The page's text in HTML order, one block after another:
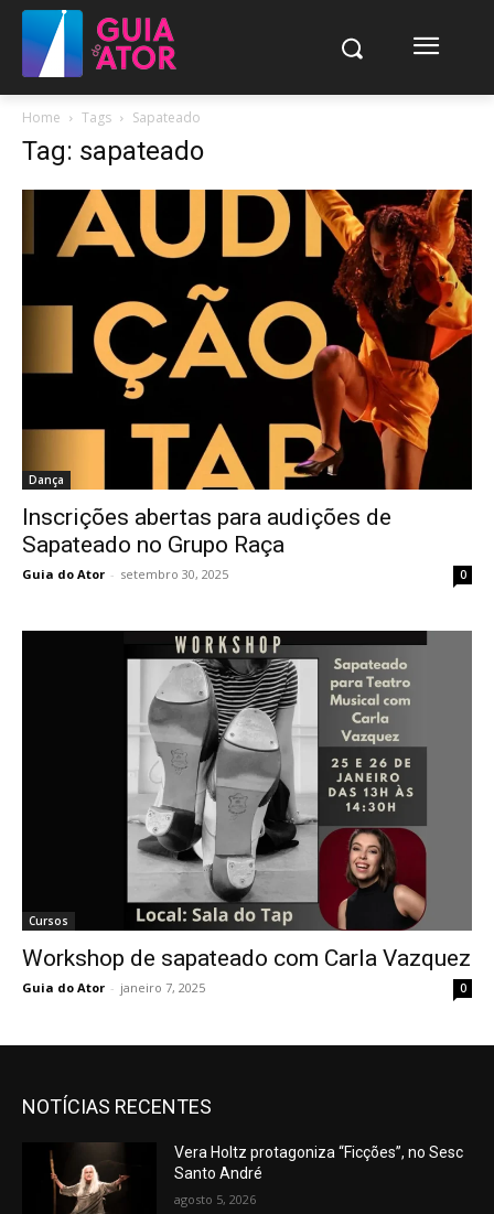
Home Tags Sapateado
Tag: sapateado
Dança
Inscrições abertas para audições de
Sapateado no Grupo Raça
Guia do Ator - setembro 30, 2025 0
Cursos
Workshop de sapateado com Carla Vazquez
Guia do Ator - janeiro 7, 2025 0
NOTÍCIAS RECENTES
Vera Holtz protagoniza “Ficções”, no Sesc
Santo André
agosto 5, 2026